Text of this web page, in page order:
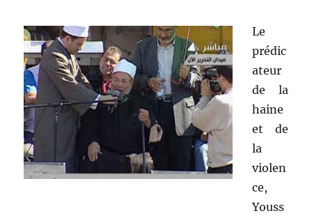
Le
prédic
ateur
de la
haine
et de
la
violen
ce,
Youss